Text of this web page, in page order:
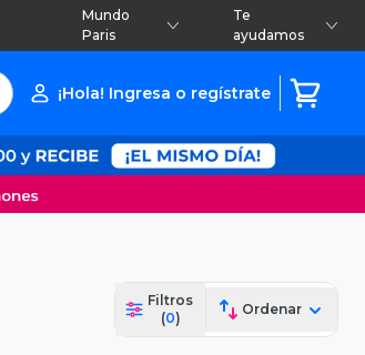
Mundo
Paris
Te
ayudamos
¡Hola! Ingresa o regístrate
Filtros
(0)
Ordenar